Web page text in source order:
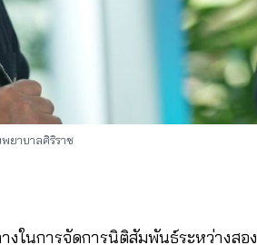
ยาบาลศิริราช
งในการจัดการนิติสัมพันธ์ระหว่างสอง